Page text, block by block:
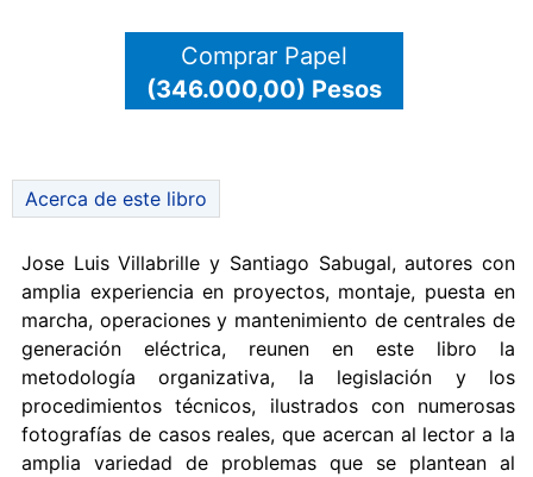
Comprar Papel
(346.000,00) Pesos
Acerca de este libro
Jose Luis Villabrille y Santiago Sabugal, autores con
amplia experiencia en proyectos, montaje, puesta en
marcha, operaciones y mantenimiento de centrales de
generación eléctrica, reunen en este libro la
metodología organizativa, la legislación y los
procedimientos técnicos, ilustrados con numerosas
fotografías de casos reales, que acercan al lector a la
amplia variedad de problemas que se plantean al